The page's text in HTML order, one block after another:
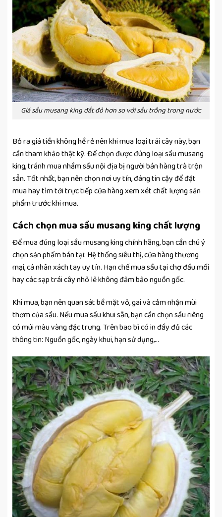
Giá sầu musang king đắt đỏ hơn so với sầu trồng trong nước
Bỏ ra giá tiền không hề rẻ nên khi mua loại trái cây này, bạn
cần tham khảo thật kỹ. Để chọn được đúng loại sầu musang
king, tránh mua nhầm sầu nội địa bị người bán hàng trà trộn
sẵn. Tốt nhất, bạn nên chọn nơi uy tín, đáng tin cậy để đặt
mua hay tìm tới trực tiếp cửa hàng xem xét chất lượng sản
phẩm trước khi mua.
Cách chọn mua sầu musang king chất lượng
Để mua đúng loại sầu musang king chính hãng, bạn cần chú ý
chọn sản phẩm bán tại: Hệ thống siêu thị, cửa hàng thương
mại, cá nhân xách tay uy tín. Hạn chế mua sầu tại chợ đầu mối
hay các sạp trái cây nhỏ lẻ không đảm bảo nguồn gốc.
Khi mua, bạn nên quan sát bề mặt vỏ, gai và cảm nhận mùi
thơm của sầu. Nếu mua sầu khui sẵn, bạn cần chọn sầu riêng
có múi màu vàng đặc trưng. Trên bao bì có in đầy đủ các
thông tin: Nguồn gốc, ngày khui, hạn sử dụng,…